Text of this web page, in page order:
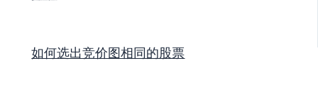
如何选出竞价图相同的股票